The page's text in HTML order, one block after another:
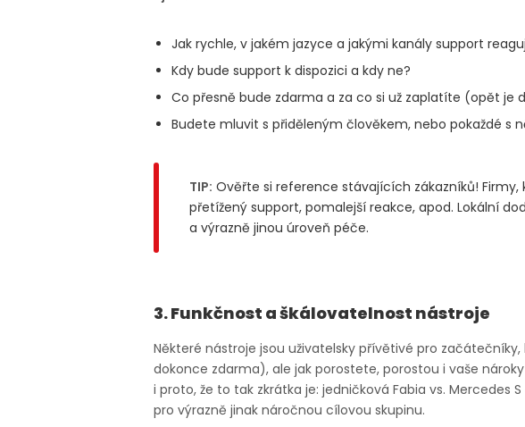
Jak rychle, v jakém jazyce a jakými kanály support
Kdy bude support k dispozici a kdy ne?
Co přesně bude zdarma a za co si už zaplatíte (opět je
Budete mluvit s přiděleným člověkem, nebo pokaždé s
TIP: Ověřte si reference stávajících zákazníků!
přetížený support, pomalejší reakce, apod. Lokální
a výrazně jinou úroveň péče.
3. Funkčnost a škálovatelnost nástroje
Některé nástroje jsou uživatelsky přívětivé pro
dokonce zdarma), ale jak porostete, porostou i vaše
i proto, že to tak zkrátka je: jedničková Fabia vs. Mercedes
pro výrazně jinak náročnou cílovou skupinu.